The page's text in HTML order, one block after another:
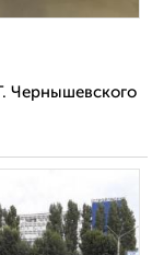
Чернышевского